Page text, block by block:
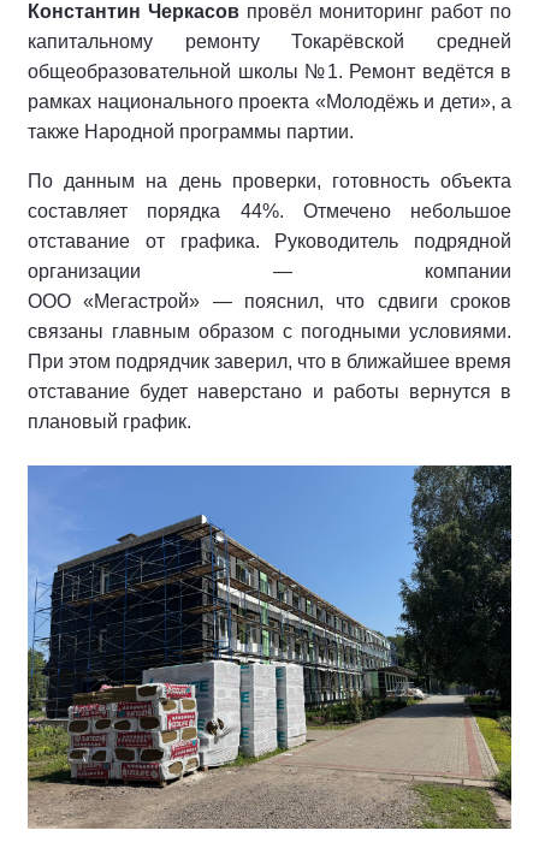
Константин Черкасов провёл мониторинг работ по
капитальному ремонту Токарёвской средней
общеобразовательной школы №1. Ремонт ведётся в
рамках национального проекта «Молодёжь и дети», а
также Народной программы партии.
По данным на день проверки, готовность объекта
составляет порядка 44%. Отмечено небольшое
отставание от графика. Руководитель подрядной
организации — компании
ООО «Мегастрой» — пояснил, что сдвиги сроков
связаны главным образом с погодными условиями.
При этом подрядчик заверил, что в ближайшее время
отставание будет наверстано и работы вернутся в
плановый график.